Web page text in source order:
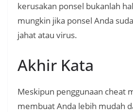
kerusakan ponsel bukanlah
mungkin jika ponsel Anda
jahat atau virus.
Akhir Kata
Meskipun penggunaan cheat
membuat Anda lebih mudah